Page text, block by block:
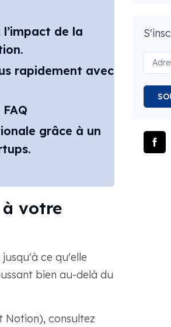
de la
rapidement avec
grâce à un
votre
ce qu'elle
bien au-delà du
Notion), consultez